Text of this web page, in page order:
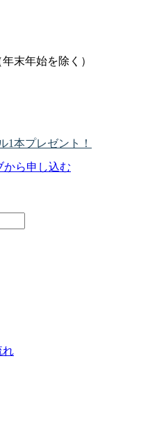
末年始を除く）
1本プレゼント！
から申し込む
れ